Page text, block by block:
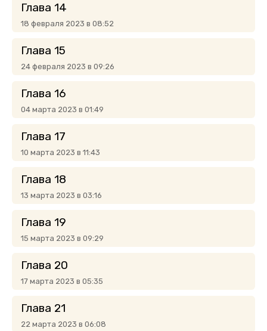
Глава 14
18 февраля 2023 в 08:52
Глава 15
24 февраля 2023 в 09:26
Глава 16
04 марта 2023 в 01:49
Глава 17
10 марта 2023 в 11:43
Глава 18
13 марта 2023 в 03:16
Глава 19
15 марта 2023 в 09:29
Глава 20
17 марта 2023 в 05:35
Глава 21
22 марта 2023 в 06:08